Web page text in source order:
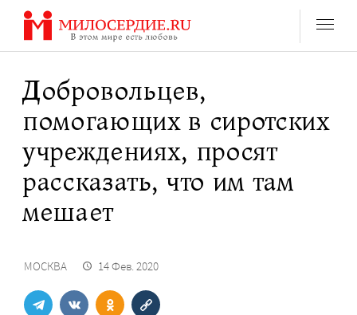
Перейти
содержанию
Добровольцев,
помогающих в сиротских
учреждениях, просят
рассказать, что им там
мешает
МОСКВА 14 Фев. 2020